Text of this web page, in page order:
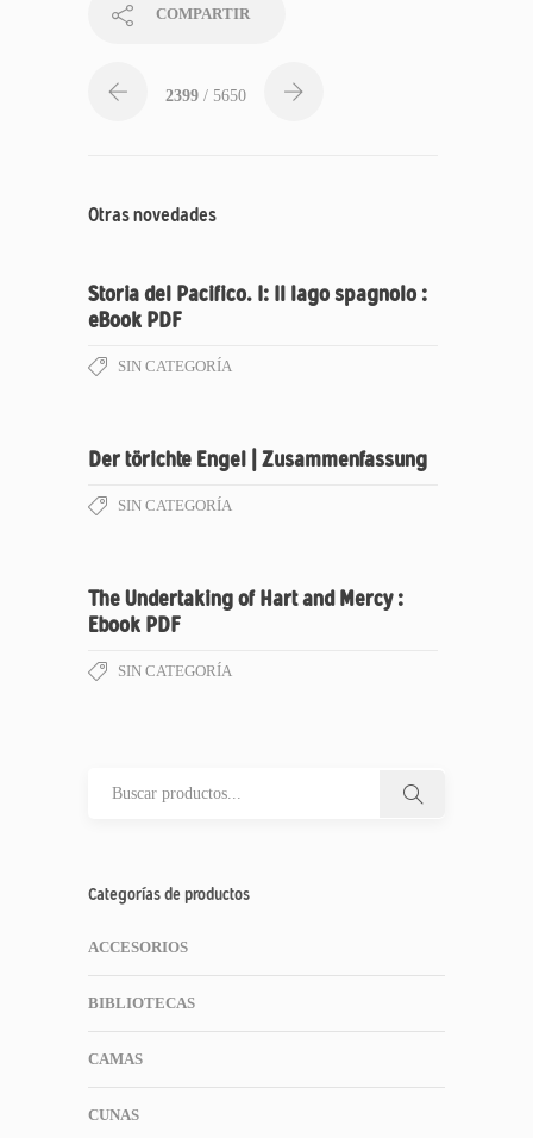
COMPARTIR
2399 / 5650
Otras novedades
Storia del Pacifico. I: Il lago spagnolo :
eBook PDF
SIN CATEGORÍA
Der törichte Engel | Zusammenfassung
SIN CATEGORÍA
The Undertaking of Hart and Mercy :
Ebook PDF
SIN CATEGORÍA
Categorías de productos
ACCESORIOS
BIBLIOTECAS
CAMAS
CUNAS